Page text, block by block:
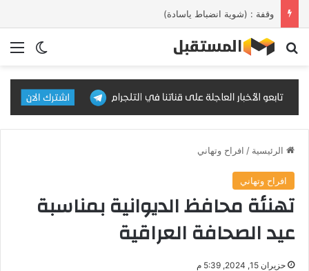
وقفة : (شوية انضباط ياسادة)
الوضع بحث عن
الرئيسية / افراح وتهاني
افراح وتهاني
تهنئة محافظ الديوانية بمناسبة
عيد الصحافة العراقية
حزيران 15, 2024, 5:39 م